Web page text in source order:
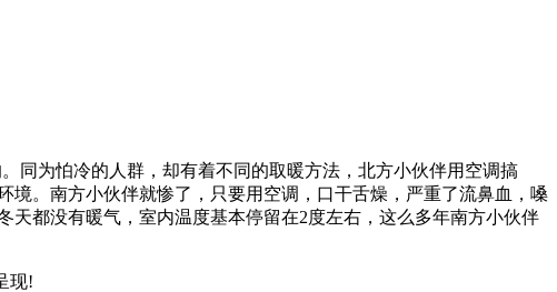
为怕冷的人群，却有着不同的取暖方法，北方小伙伴用空调搞
。南方小伙伴就惨了，只要用空调，口干舌燥，严重了流鼻血，嗓
都没有暖气，室内温度基本停留在2度左右，这么多年南方小伙伴
现!